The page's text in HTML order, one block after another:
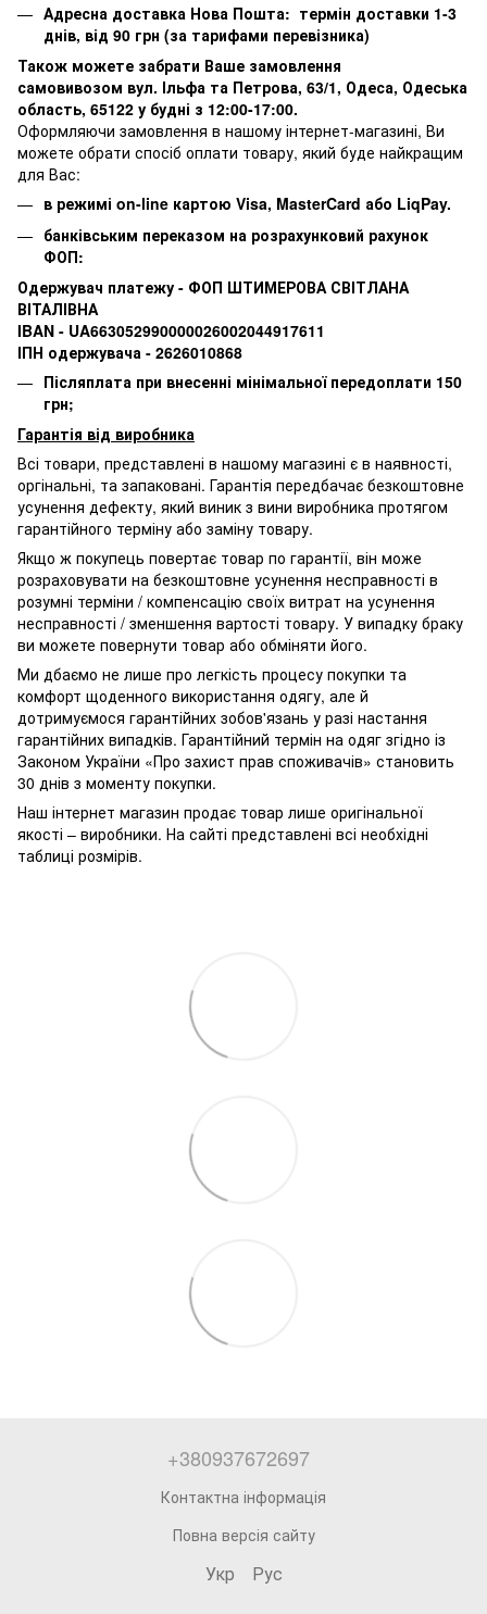
Адресна доставка Нова Пошта: термін доставки 1-3
днів, від 90 грн (за тарифами перевізника)
Також можете забрати Ваше замовлення
самовивозом вул. Ільфа та Петрова, 63/1, Одеса, Одеська
область, 65122 у будні з 12:00-17:00.
Оформляючи замовлення в нашому інтернет-магазині, Ви
можете обрати спосіб оплати товару, який буде найкращим
для Вас:
в режимі on-line картою Visa, MasterCard або LiqPay.
банківським переказом на розрахунковий рахунок
ФОП:
Одержувач платежу - ФОП ШТИМЕРОВА СВІТЛАНА
ВІТАЛІВНА
IBAN - UA663052990000026002044917611
ІПН одержувача - 2626010868
Післяплата при внесенні мінімальної передоплати 150
грн;
Гарантія від виробника
Всі товари, представлені в нашому магазині є в наявності,
оргінальні, та запаковані. Гарантія передбачає безкоштовне
усунення дефекту, який виник з вини виробника протягом
гарантійного терміну або заміну товару.
Якщо ж покупець повертає товар по гарантії, він може
розраховувати на безкоштовне усунення несправності в
розумні терміни / компенсацію своїх витрат на усунення
несправності / зменшення вартості товару. У випадку браку
ви можете повернути товар або обміняти його.
Ми дбаємо не лише про легкість процесу покупки та
комфорт щоденного використання одягу, але й
дотримуємося гарантійних зобов'язань у разі настання
гарантійних випадків. Гарантійний термін на одяг згідно із
Законом України «Про захист прав споживачів» становить
30 днів з моменту покупки.
Наш інтернет магазин продає товар лише оригінальної
якості – виробники. На сайті представлені всі необхідні
таблиці розмірів.
+380937672697
Контактна інформація
Повна версія сайту
Укр Рус